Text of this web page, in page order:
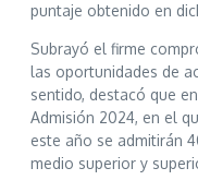
puntaje obtenido en
Subrayó el firme
las oportunidades de
sentido, destacó que
Admisión 2024, en el
este año se admitirán
medio superior y